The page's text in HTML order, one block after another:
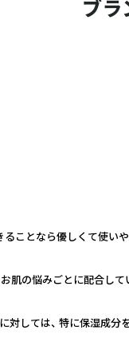
ブラ
ことなら優しくて使い
の悩みごとに配合して
しては、 特に保湿成